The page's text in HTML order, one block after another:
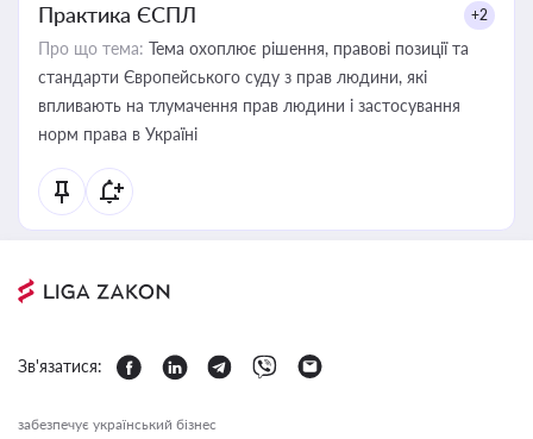
Практика ЄСПЛ +2
Про що тема: Тема охоплює рішення, правові позиції та
стандарти Європейського суду з прав людини, які
впливають на тлумачення прав людини і застосування
норм права в Україні
Зв'язатися:
забезпечує український бізнес